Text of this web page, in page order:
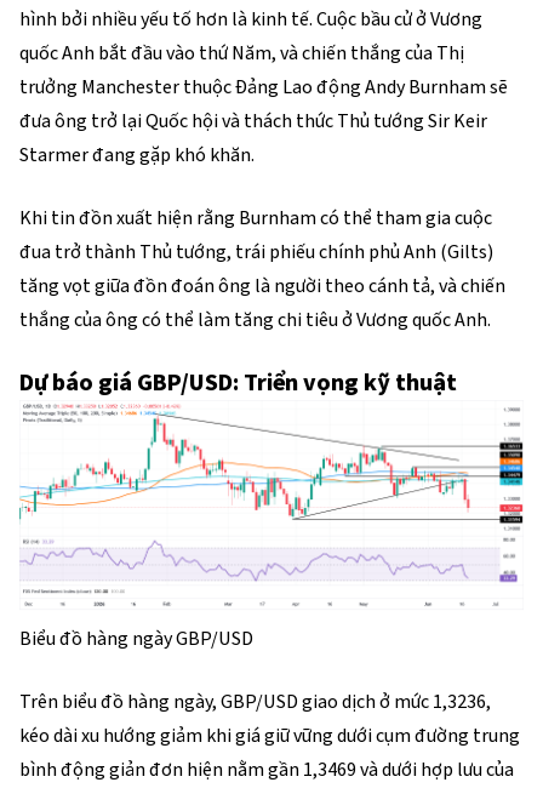
hình bởi nhiều yếu tố hơn là kinh tế. Cuộc bầu cử ở Vương
quốc Anh bắt đầu vào thứ Năm, và chiến thắng của Thị
trưởng Manchester thuộc Đảng Lao động Andy Burnham sẽ
đưa ông trở lại Quốc hội và thách thức Thủ tướng Sir Keir
Starmer đang gặp khó khăn.
Khi tin đồn xuất hiện rằng Burnham có thể tham gia cuộc
đua trở thành Thủ tướng, trái phiếu chính phủ Anh (Gilts)
tăng vọt giữa đồn đoán ông là người theo cánh tả, và chiến
thắng của ông có thể làm tăng chi tiêu ở Vương quốc Anh.
Dự báo giá GBP/USD: Triển vọng kỹ thuật
Biểu đồ hàng ngày GBP/USD
Trên biểu đồ hàng ngày, GBP/USD giao dịch ở mức 1,3236,
kéo dài xu hướng giảm khi giá giữ vững dưới cụm đường trung
bình động giản đơn hiện nằm gần 1,3469 và dưới hợp lưu của